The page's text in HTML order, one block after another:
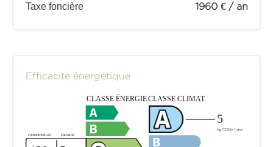
Taxe foncière 1960 € / an
Efficacité énergétique